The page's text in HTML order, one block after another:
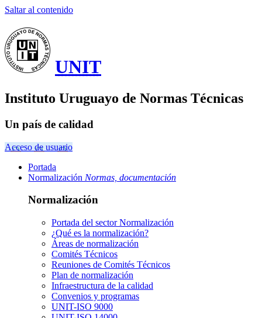
Saltar al contenido
UNIT
Instituto Uruguayo de Normas Técnicas
Un país de calidad
Acceso de usuario
Portada
Normalización Normas, documentación
Normalización
Portada del sectorNormalización
¿Qué es la normalización?
Áreas de normalización
Comités Técnicos
Reuniones de Comités Técnicos
Plan de normalización
Infraestructura de la calidad
Convenios y programas
UNIT-ISO 9000